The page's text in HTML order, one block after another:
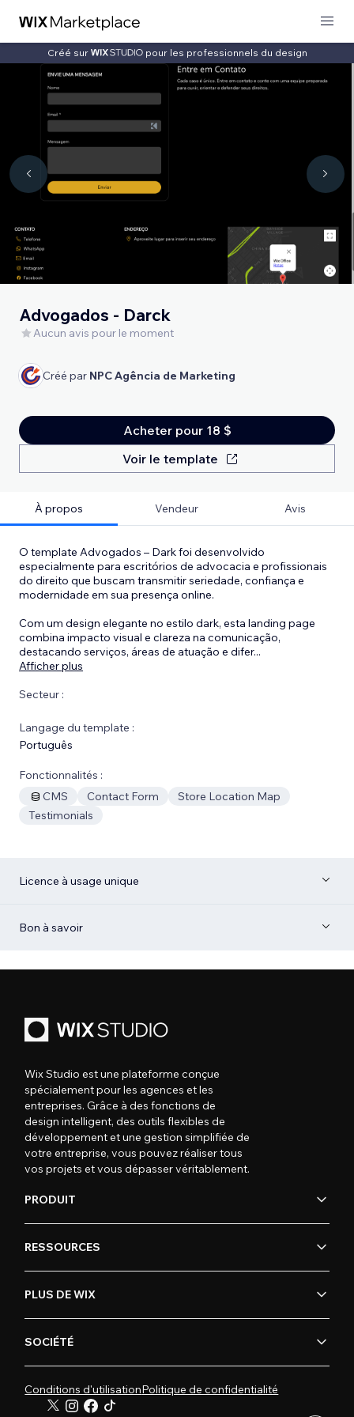
Créé sur pour les professionnels du design
Advogados - Darck
Aucun avis pour le moment
Créé par NPC Agência de Marketing
Acheter pour 18 $
Voir le template
À propos Vendeur Avis
O template Advogados – Dark foi desenvolvido
especialmente para escritórios de advocacia e profissionais
do direito que buscam transmitir seriedade, confiança e
modernidade em sua presença online.
Com um design elegante no estilo dark, esta landing page
combina impacto visual e clareza na comunicação,
destacando serviços, áreas de atuação e difer...
Afficher plus
Secteur :
Langage du template :
Português
Fonctionnalités :
CMS
Contact Form
Store Location Map
Testimonials
Licence à usage unique
Bon à savoir
Wix Studio est une plateforme conçue
spécialement pour les agences et les
entreprises. Grâce à des fonctions de
design intelligent, des outils flexibles de
développement et une gestion simplifiée de
votre entreprise, vous pouvez réaliser tous
vos projets et vous dépasser véritablement.
PRODUIT
RESSOURCES
PLUS DE WIX
SOCIÉTÉ
Conditions d'utilisationPolitique de confidentialité